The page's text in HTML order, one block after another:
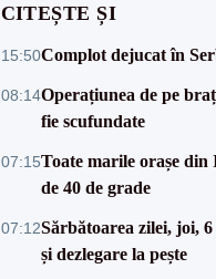
CITEȘTE ȘI
15:50Complot dejucat în
08:14Operațiunea de pe
fie scufundate
07:15Toate marile orașe
de 40 de grade
07:12Sărbătoarea zilei, joi,
și dezlegare la pește